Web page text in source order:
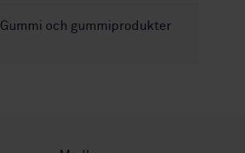
Gummi och gummiprodukter